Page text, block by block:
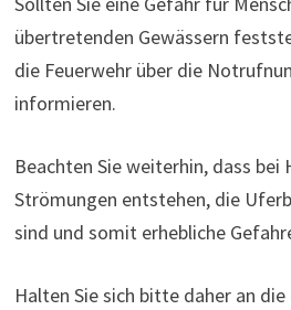
übertretenden Gewässern
die Feuerwehr über die
informieren.
Beachten Sie weiterhin, dass bei
Strömungen entstehen, die
sind und somit erhebliche
Halten Sie sich bitte daher an